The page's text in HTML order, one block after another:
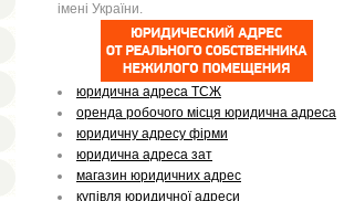
імені України.
юридична адреса ТСЖ
оренда робочого місця юридична адреса
юридичну адресу фірми
юридична адреса зат
магазин юридичних адрес
купівля юридичної адреси